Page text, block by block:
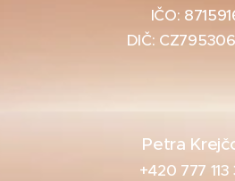
IČO:
DIČ:
Petra
+420 777